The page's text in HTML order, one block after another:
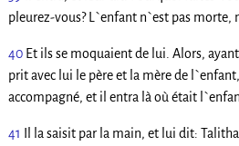
pleurez-vous? L`enfant n`est pas morte,
40 Et ils se moquaient de lui. Alors,
prit avec lui le père et la mère de
accompagné, et il entra là où était
41 Il la saisit par la main, et lui dit: